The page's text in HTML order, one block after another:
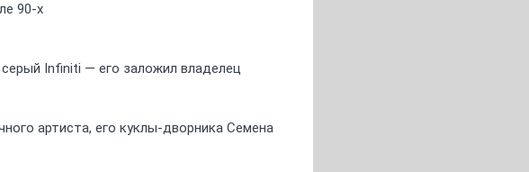
90-х
Infiniti — его заложил владелец
артиста, его куклы-дворника Семена